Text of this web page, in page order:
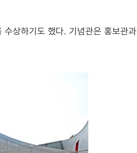
상하기도 했다. 기념관은 홍보관과